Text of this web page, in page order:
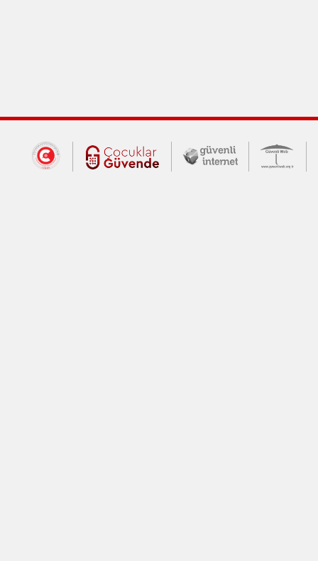
Dış Bağlantılar
Cumhurbaşkanlığı İletişim Merkezi
Çocuklar Güvende (yeni
Güvenli